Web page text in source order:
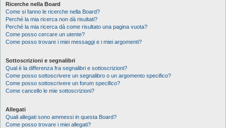
Ricerche nella Board
Come si fanno le ricerche nella Board?
Perché la mia ricerca non dà risultati?
Perché la mia ricerca dà come risultato una pagina vuota?
Come posso cercare un utente?
Come posso trovare i miei messaggi e i miei argomenti?
Sottoscrizioni e segnalibri
Qual è la differenza fra segnalibri e sottoscrizioni?
Come posso sottoscrivere un segnalibro o un argomento specifico?
Come posso sottoscrivere un forum specifico?
Come cancello le mie sottoscrizioni?
Allegati
Quali allegati sono ammessi in questa Board?
Come posso trovare i miei allegati?